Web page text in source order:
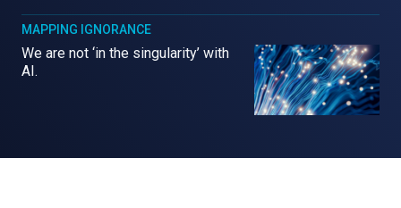
MAPPING IGNORANCE
We are not ‘in the singularity’ with
AI.